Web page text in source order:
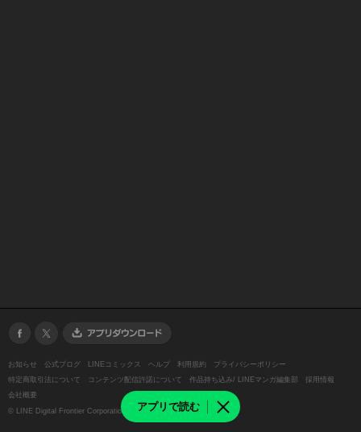
アプリで読む
お知らせ 公式ブログ LINEコミックス ヘルプ 利用規約
プライバシーポリシー
特定商取引法について
コンテンツ配信許諾について 作品持ち込み/ LINEマンガ編集部
採用情報
会社概要
© LINE Digital Frontier Corporation